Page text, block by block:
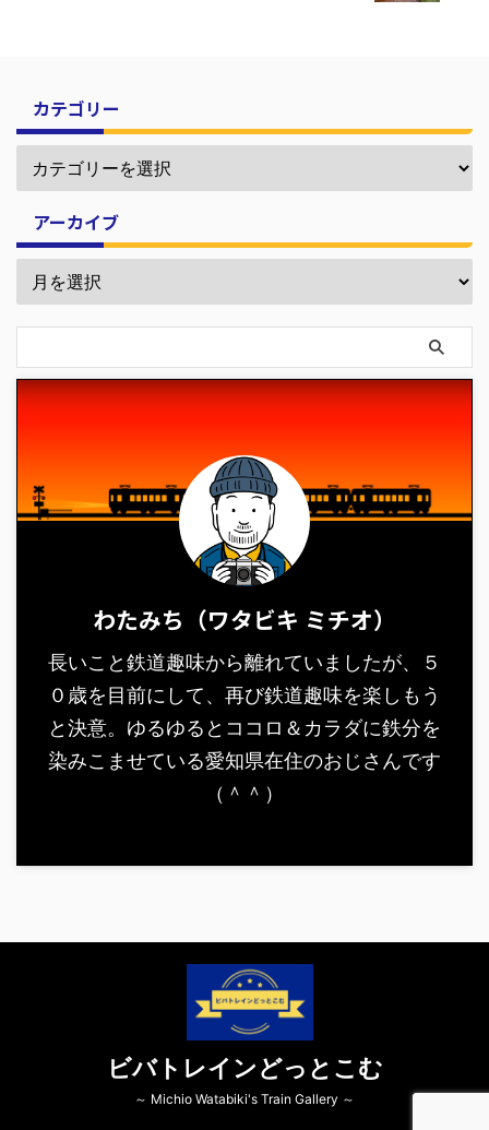
カテゴリー
アーカイブ
わたみち（ワタビキ ミチオ）
長いこと鉄道趣味から離れていましたが、５
０歳を目前にして、再び鉄道趣味を楽しもう
と決意。ゆるゆるとココロ＆カラダに鉄分を
染みこませている愛知県在住のおじさんです
（＾＾）
ビバトレインどっとこむ
～ Michio Watabiki's Train Gallery ～